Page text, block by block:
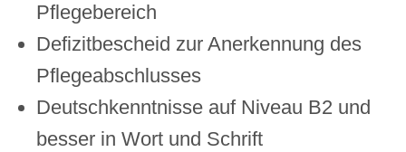
Pflegebereich
Defizitbescheid zur Anerkennung des
Pflegeabschlusses
Deutschkenntnisse auf Niveau B2 und
besser in Wort und Schrift